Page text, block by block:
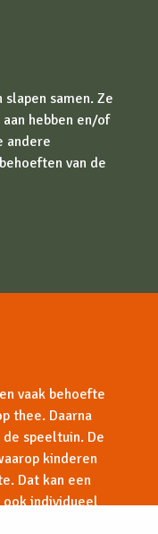
samen. Ze
hebben en/of
andere
van de
vaak behoefte
thee. Daarna
speeltuin. De
kinderen
Dat kan een
individueel
leuke plek is